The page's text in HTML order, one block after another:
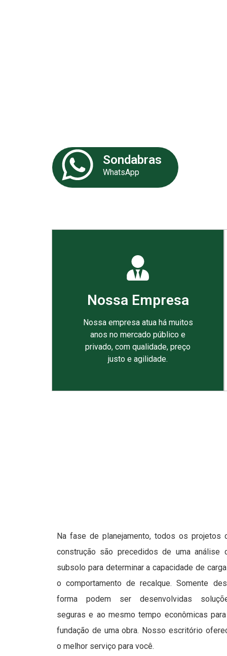
Sondabras
WhatsApp
Nossa Empresa
Nossa empresa atua há muitos
anos no mercado público e
privado, com qualidade, preço
justo e agilidade.
Na fase de planejamento, todos os projetos
construção são precedidos de uma análise
subsolo para determinar a capacidade de
o comportamento de recalque. Somente
forma podem ser desenvolvidas
seguras e ao mesmo tempo econômicas
fundação de uma obra. Nosso escritório
o melhor serviço para você.